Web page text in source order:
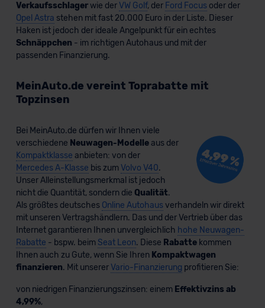
Verkaufsschlagerwie derVW Golf, der Ford Focusoder der
Opel Astra stehen mit fast 20.000 Euro in der Liste. Dieser
Haken ist jedoch der ideale Angelpunkt für ein echtes
Schnäppchen - im richtigen Autohaus und mit der
passenden Finanzierung.
MeinAuto.de vereint Toprabatte mit
Topzinsen
Bei MeinAuto.de dürfen wir Ihnen viele
verschiedene Neuwagen-Modelleaus der
Kompaktklasse anbieten: von der
Mercedes A-Klasse bis zumVolvo V40.
Unser Alleinstellungsmerkmal ist jedoch
nicht die Quantität, sondern die Qualität.
Als größtes deutsches Online Autohausverhandeln wir direkt
mit unseren Vertragshändlern. Das und der Vertrieb über das
Internet garantieren Ihnen unvergleichlich hohe Neuwagen-
Rabatte - bspw. beim Seat Leon. Diese Rabattekommen
Ihnen auch zu Gute, wenn Sie Ihren Kompaktwagen
finanzieren. Mit unsererVario-Finanzierung profitieren Sie:
von niedrigen Finanzierungszinsen: einem Effektivzins ab
4,99%,